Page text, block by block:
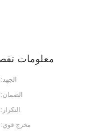
معلومات
الجهد:
الضمان:
التكرار:
مخرج قوي: